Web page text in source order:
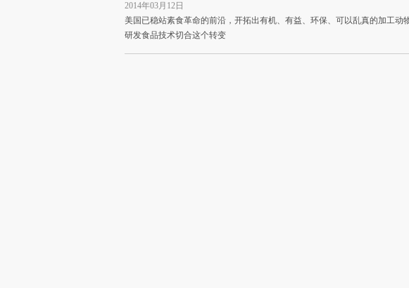
2014年03月12日
美国已稳站素食革命的前沿，开拓出有机、有益、环保、可以乱真的加工动
研发食品技术切合这个转变